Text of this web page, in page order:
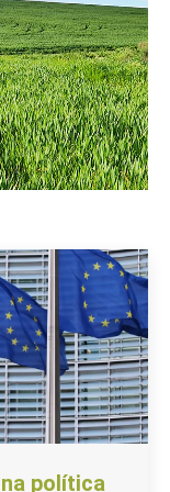
política